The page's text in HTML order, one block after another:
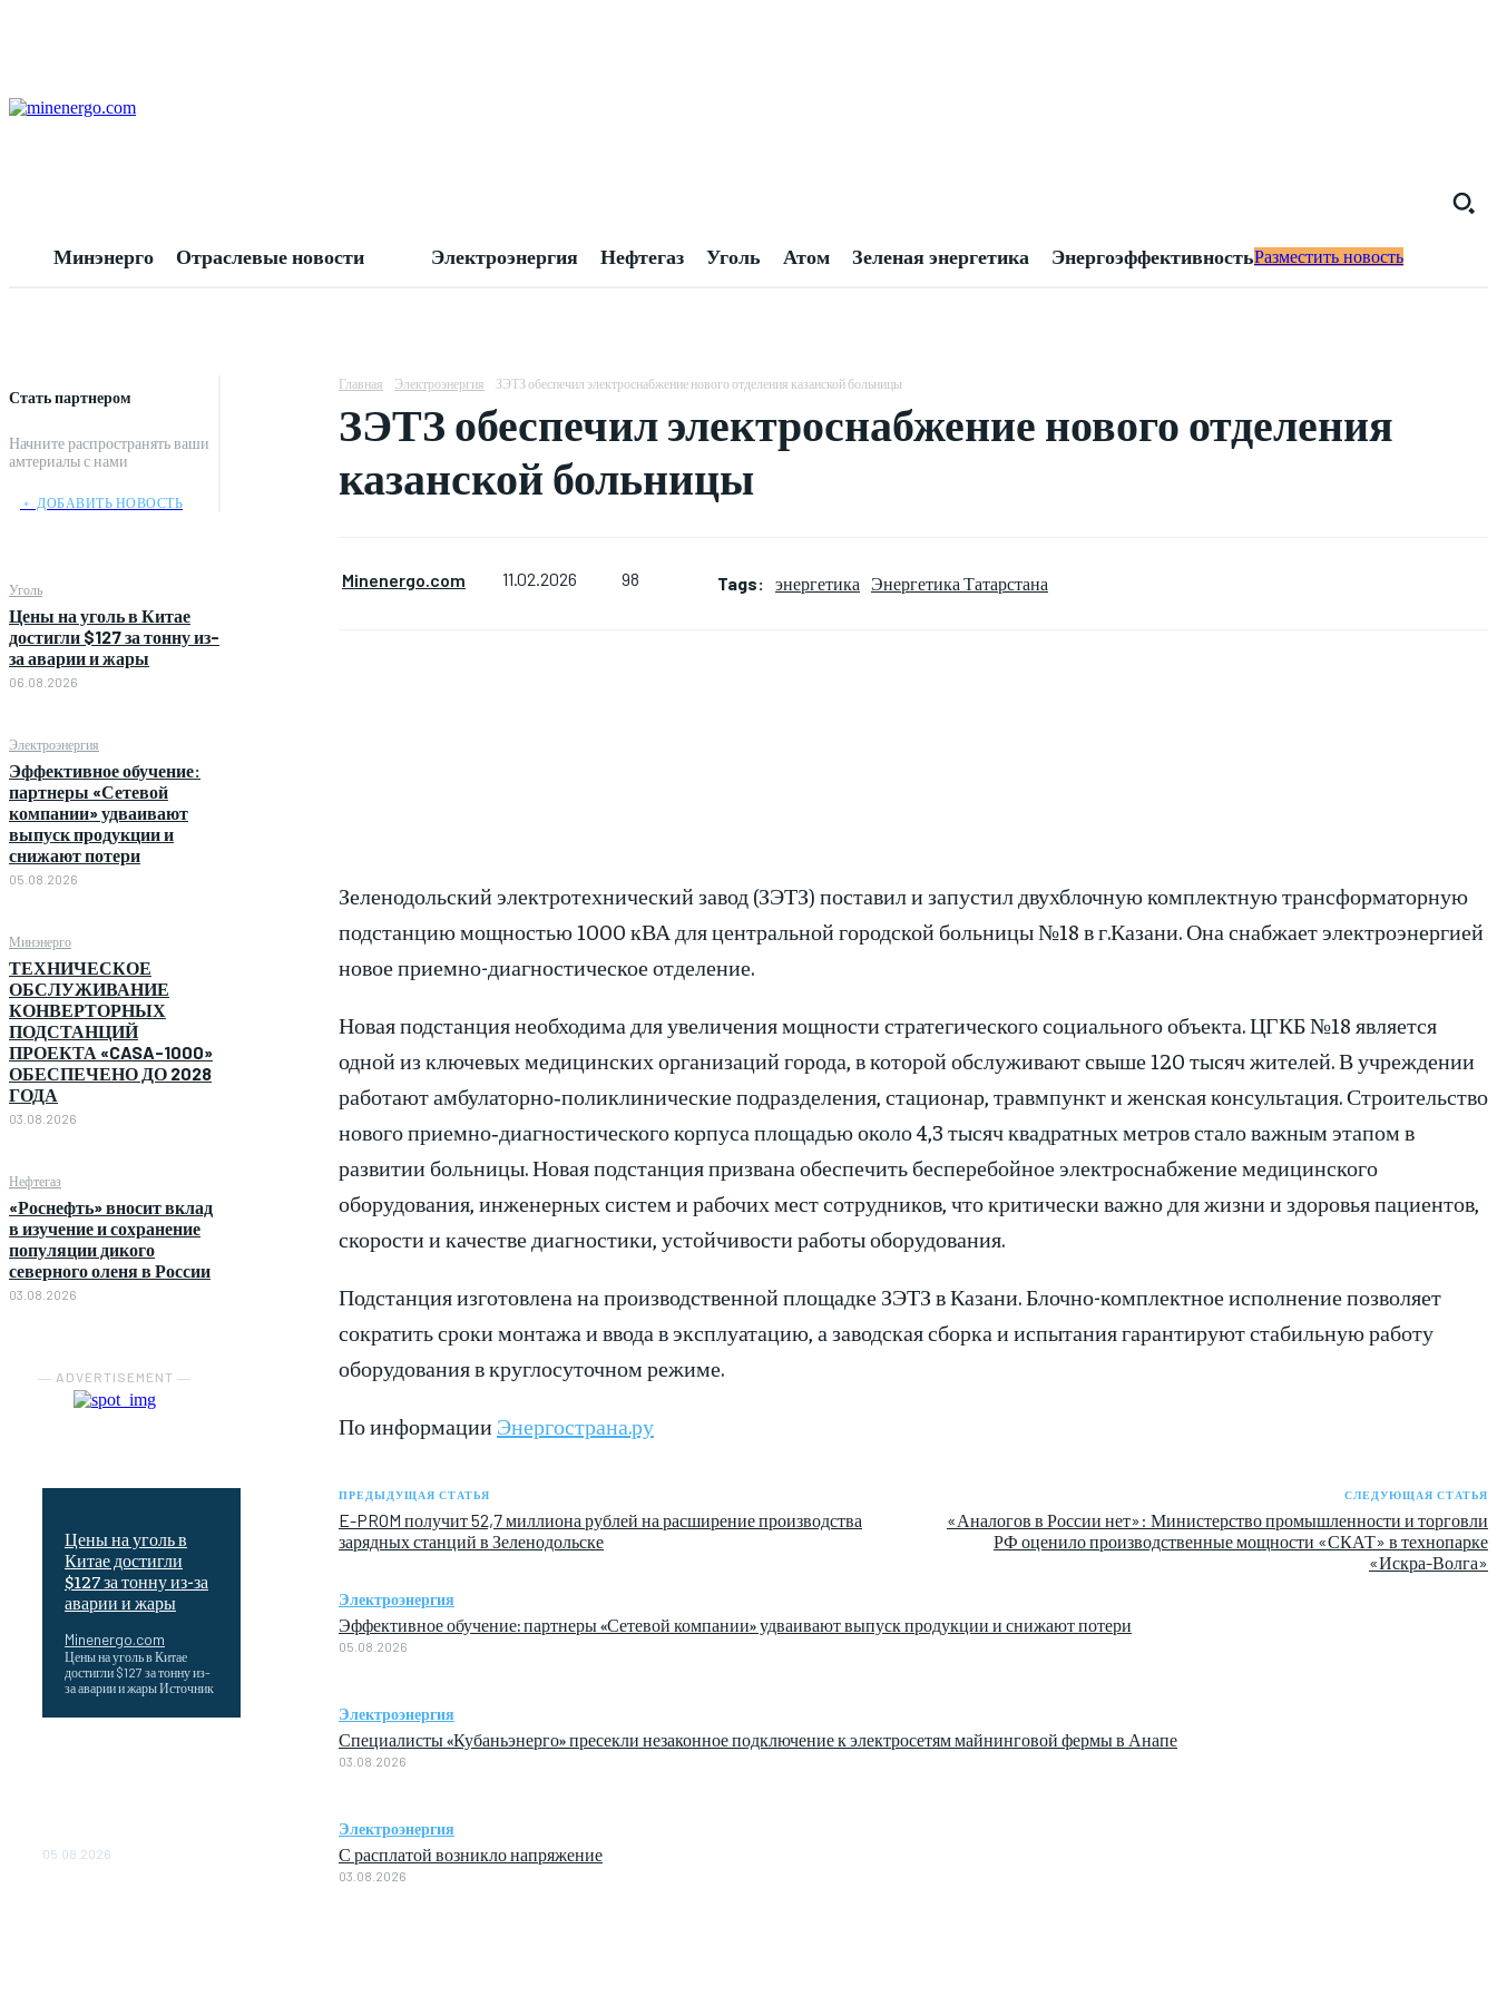
Минэнерго Отраслевые новости Электроэнергия Нефтегаз Уголь Атом Зеленая энергетика ЭнергоэффективностьРазместить новость
Стать партнером
Начните распространять ваши
амтериалы с нами
﹢ ДОБАВИТЬ НОВОСТЬ
Уголь
Цены на уголь в Китае
достигли $127 за тонну из-
за аварии и жары
06.08.2026
Электроэнергия
Эффективное обучение:
партнеры «Сетевой
компании» удваивают
выпуск продукции и
снижают потери
05.08.2026
Минэнерго
ТЕХНИЧЕСКОЕ
ОБСЛУЖИВАНИЕ
КОНВЕРТОРНЫХ
ПОДСТАНЦИЙ
ПРОЕКТА «CASA-1000»
ОБЕСПЕЧЕНО ДО 2028
ГОДА
03.08.2026
Нефтегаз
«Роснефть» вносит вклад
в изучение и сохранение
популяции дикого
северного оленя в России
03.08.2026
― ADVERTISEMENT ―
Цены на уголь в
Китае достигли
$127 за тонну из-за
аварии и жары
Minenergo.com
Цены на уголь в Китае
достигли $127 за тонну из-
за аварии и жары Источник
05.08.2026
Главная Электроэнергия ЗЭТЗ обеспечил электроснабжение нового отделения казанской больницы
ЗЭТЗ обеспечил электроснабжение нового отделения
казанской больницы
Minenergo.com 11.02.2026 98 Tags: энергетика Энергетика Татарстана
Зеленодольский электротехнический завод (ЗЭТЗ) поставил и запустил двухблочную комплектную трансформаторную
подстанцию мощностью 1000 кВА для центральной городской больницы №18 в г.Казани. Она снабжает электроэнергией
новое приемно-диагностическое отделение.
Новая подстанция необходима для увеличения мощности стратегического социального объекта. ЦГКБ №18 является
одной из ключевых медицинских организаций города, в которой обслуживают свыше 120 тысяч жителей. В учреждении
работают амбулаторно‑поликлинические подразделения, стационар, травмпункт и женская консультация. Строительство
нового приемно‑диагностического корпуса площадью около 4,3 тысяч квадратных метров стало важным этапом в
развитии больницы. Новая подстанция призвана обеспечить бесперебойное электроснабжение медицинского
оборудования, инженерных систем и рабочих мест сотрудников, что критически важно для жизни и здоровья пациентов,
скорости и качестве диагностики, устойчивости работы оборудования.
Подстанция изготовлена на производственной площадке ЗЭТЗ в Казани. Блочно-комплектное исполнение позволяет
сократить сроки монтажа и ввода в эксплуатацию, а заводская сборка и испытания гарантируют стабильную работу
оборудования в круглосуточном режиме.
По информации Энергострана.ру
ПРЕДЫДУЩАЯ СТАТЬЯ
E-PROM получит 52,7 миллиона рублей на расширение производства
зарядных станций в Зеленодольске
СЛЕДУЮЩАЯ СТАТЬЯ
«Аналогов в России нет»: Министерство промышленности и торговли
РФ оценило производственные мощности «СКАТ» в технопарке
«Искра-Волга»
Электроэнергия
Эффективное обучение: партнеры «Сетевой компании» удваивают выпуск продукции и снижают потери
05.08.2026
Электроэнергия
Специалисты «Кубаньэнерго» пресекли незаконное подключение к электросетям майнинговой фермы в Анапе
03.08.2026
Электроэнергия
С расплатой возникло напряжение
03.08.2026